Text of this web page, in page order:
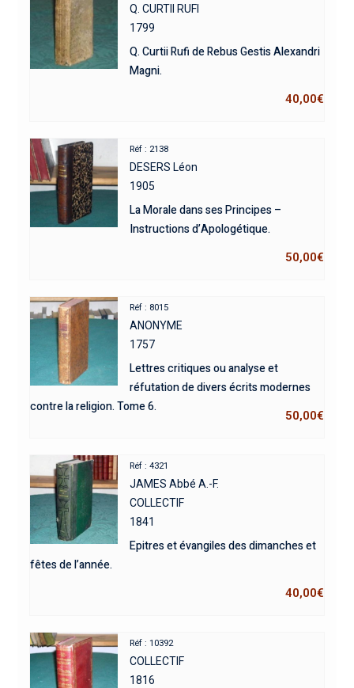
Q. CURTII RUFI
1799
Q. Curtii Rufi de Rebus Gestis Alexandri
Magni.
40,00€
Réf : 2138
DESERS Léon
1905
La Morale dans ses Principes –
Instructions d’Apologétique.
50,00€
Réf : 8015
ANONYME
1757
Lettres critiques ou analyse et
réfutation de divers écrits modernes
contre la religion. Tome 6.
50,00€
Réf : 4321
JAMES Abbé A.-F.
COLLECTIF
1841
Epitres et évangiles des dimanches et
fêtes de l’année.
40,00€
Réf : 10392
COLLECTIF
1816